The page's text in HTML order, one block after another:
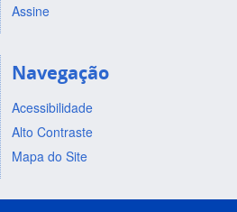
Assine
Navegação
Acessibilidade
Alto Contraste
Mapa do Site